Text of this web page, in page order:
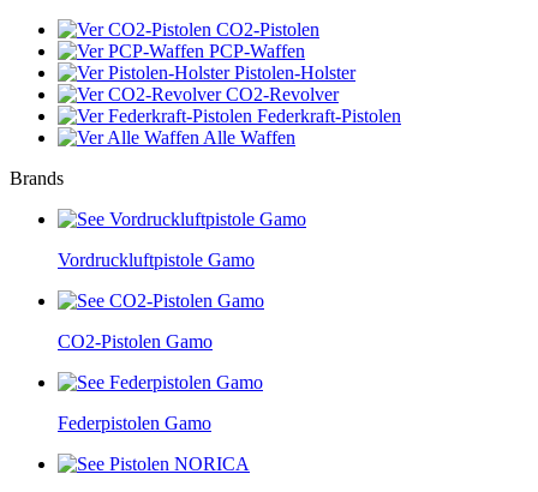
CO2-Pistolen
PCP-Waffen
Pistolen-Holster
CO2-Revolver
Federkraft-Pistolen
Alle Waffen
Brands
Vordruckluftpistole Gamo
CO2-Pistolen Gamo
Federpistolen Gamo